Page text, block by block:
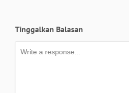
Tinggalkan Balasan